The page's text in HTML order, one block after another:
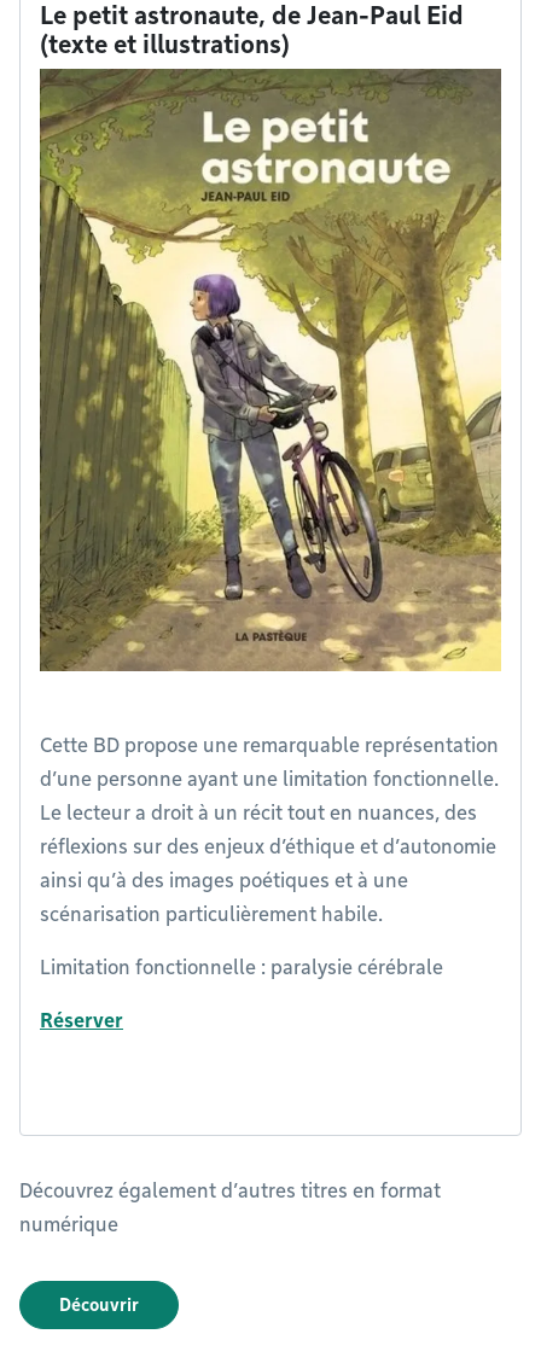
Le petit astronaute, de Jean-Paul Eid
(texte et illustrations)
Cette BD propose une remarquable représentation
d’une personne ayant une limitation fonctionnelle.
Le lecteur a droit à un récit tout en nuances, des
réflexions sur des enjeux d’éthique et d’autonomie
ainsi qu’à des images poétiques et à une
scénarisation particulièrement habile.
Limitation fonctionnelle : paralysie cérébrale
Réserver
Découvrez également d’autres titres en format
numérique
Découvrir